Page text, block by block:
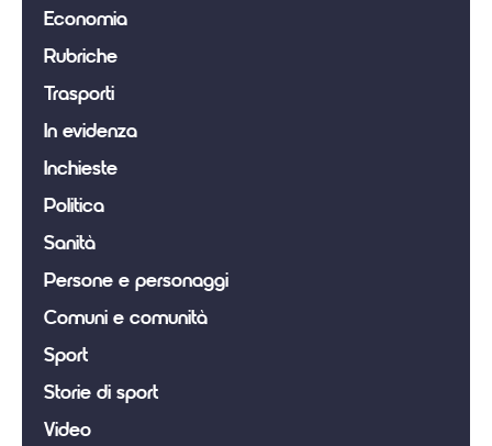
Economia
Rubriche
Trasporti
In evidenza
Inchieste
Politica
Sanità
Persone e personaggi
Comuni e comunità
Sport
Storie di sport
Video